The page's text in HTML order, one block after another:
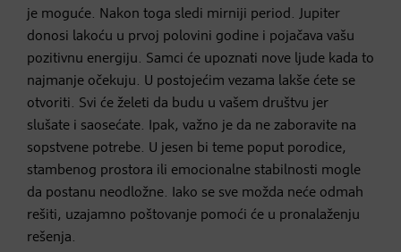
je moguće. Nakon toga sledi mirniji period. Jupiter
donosi lakoću u prvoj polovini godine i pojačava vašu
pozitivnu energiju. Samci će upoznati nove ljude kada to
najmanje očekuju. U postojećim vezama lakše ćete se
otvoriti. Svi će želeti da budu u vašem društvu jer
slušate i saosećate. Ipak, važno je da ne zaboravite na
sopstvene potrebe. U jesen bi teme poput porodice,
stambenog prostora ili emocionalne stabilnosti mogle
da postanu neodložne. Iako se sve možda neće odmah
rešiti, uzajamno poštovanje pomoći će u pronalaženju
rešenja.